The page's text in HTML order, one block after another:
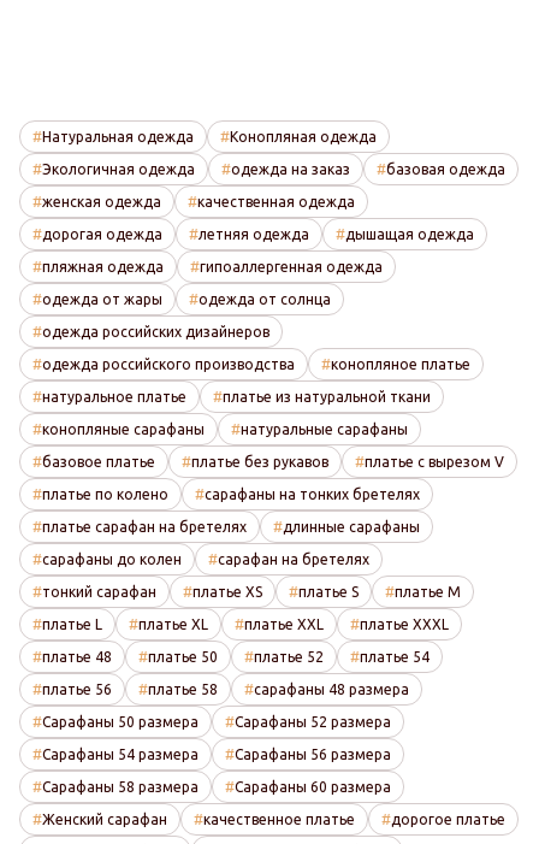
Натуральная одежда Конопляная одежда
Экологичная одежда одежда на заказ базовая одежда
женская одежда качественная одежда
дорогая одежда летняя одежда дышащая одежда
пляжная одежда гипоаллергенная одежда
одежда от жары одежда от солнца
одежда российских дизайнеров
одежда российского производства конопляное платье
натуральное платье платье из натуральной ткани
конопляные сарафаны натуральные сарафаны
базовое платье платье без рукавов платье с вырезом V
платье по колено сарафаны на тонких бретелях
платье сарафан на бретелях длинные сарафаны
сарафаны до колен сарафан на бретелях
тонкий сарафан платье XS платье S платье M
платье L платье XL платье XXL платье XXXL
платье 48 платье 50 платье 52 платье 54
платье 56 платье 58 сарафаны 48 размера
Сарафаны 50 размера Сарафаны 52 размера
Сарафаны 54 размера Сарафаны 56 размера
Сарафаны 58 размера Сарафаны 60 размера
Женский сарафан качественное платье дорогое платье